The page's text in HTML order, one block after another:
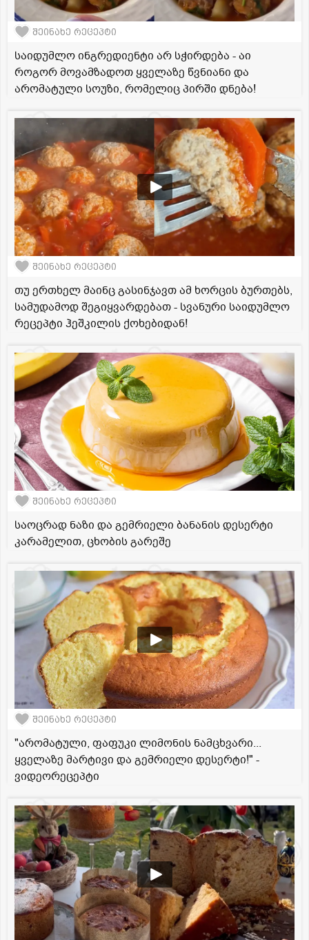
შეინახე რეცეპტი
საიდუმლო ინგრედიენტი არ სჭირდება - აი
როგორ მოვამზადოთ ყველაზე წვნიანი და
არომატული სოუზი, რომელიც პირში დნება!
შეინახე რეცეპტი
თუ ერთხელ მაინც გასინჯავთ ამ ხორცის ბურთებს,
სამუდამოდ შეგიყვარდებათ - სვანური საიდუმლო
რეცეპტი ჰეშკილის ქოხებიდან!
შეინახე რეცეპტი
საოცრად ნაზი და გემრიელი ბანანის დესერტი
კარამელით, ცხობის გარეშე
შეინახე რეცეპტი
"არომატული, ფაფუკი ლიმონის ნამცხვარი...
ყველაზე მარტივი და გემრიელი დესერტი!" -
ვიდეორეცეპტი